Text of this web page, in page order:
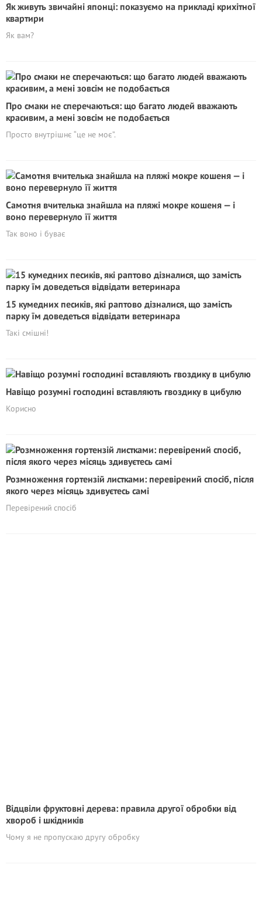
Як живуть звичайні японці: показуємо на прикладі крихітної
квартири
Як вам?
Про смаки не сперечаються: що багато людей вважають
красивим, а мені зовсім не подобається
Просто внутрішнє “це не моє”.
Самотня вчителька знайшла на пляжі мокре кошеня — і
воно перевернуло її життя
Так воно і буває
15 кумедних песиків, які раптово дізналися, що замість
парку їм доведеться відвідати ветеринара
Такі смішні!
Навіщо розумні господині вставляють гвоздику в цибулю
Корисно
Розмноження гортензій листками: перевірений спосіб, після
якого через місяць здивуєтесь самі
Перевірений спосіб
Відцвіли фруктовні дерева: правила другої обробки від
хвороб і шкідників
Чому я не пропускаю другу обробку